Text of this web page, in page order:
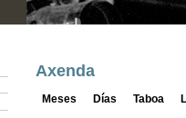
Axenda
Meses Días Taboa